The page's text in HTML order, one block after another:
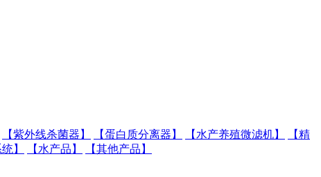
【紫外线杀菌器】 【蛋白质分离器】 【水产养殖微滤机】
【精
】 【水产品】
【其他产品】